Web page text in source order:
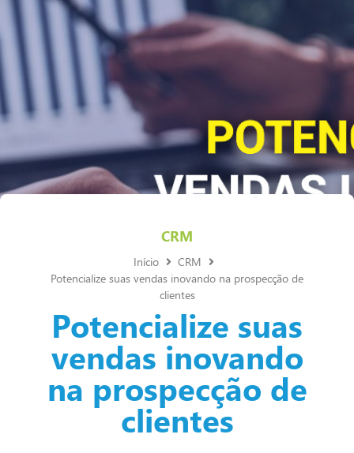
CRM
Início
CRM
Potencialize suas vendas inovando na prospecção de
clientes
Potencialize suas
vendas inovando
na prospecção de
clientes